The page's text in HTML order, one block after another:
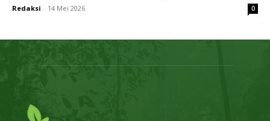
Redaksi - 14 Mei 2026 0